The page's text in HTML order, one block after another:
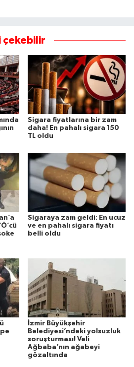
çekebilir
Sigara fiyatlarına bir zam
daha! En pahalı sigara 150
TL oldu
Sigaraya zam geldi: En ucuz
ve en pahalı sigara fiyatı
belli oldu
İzmir Büyükşehir
Belediyesi’ndeki yolsuzluk
soruşturması! Veli
Ağbaba’nın ağabeyi
gözaltında